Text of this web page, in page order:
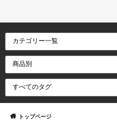
トップページ